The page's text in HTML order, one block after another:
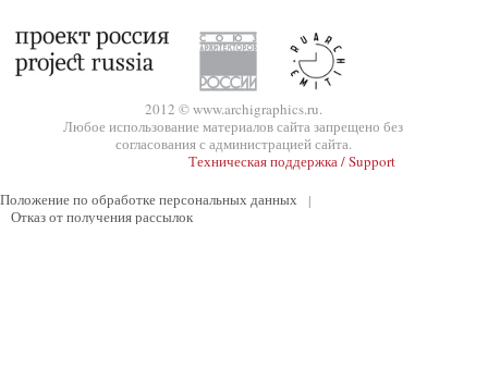
2012 © www.archigraphics.ru.
Любое использование материалов сайта запрещено без
согласования с администрацией сайта.
Техническая поддержка / Support
Положение по обработке персональных данных
|
Отказ от получения рассылок